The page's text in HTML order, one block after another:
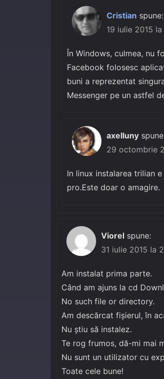
Cristian spune:
19 iulie 2015
În Windows, culmea, nu
Facebook folosesc
buni a reprezentat
Messenger pe un astfel
axelluny
29 octombrie
In linux instalarea trilian
pro.Este doar o amagire.
Viorel spune:
31 iulie 2015 la
Am instalat prima parte.
Când am ajuns la cd
No such file or directory.
Am descărcat fișierul, în
Nu știu să instalez.
Te rog frumos, dă-mi mai
Nu sunt un utilizator cu
Toate cele bune!